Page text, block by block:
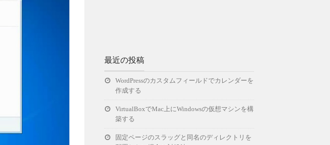
最近の投稿
WordPressのカスタムフィールドでカレンダーを
作成する
VirtualBoxでMac上にWindowsの仮想マシンを構
築する
固定ページのスラッグと同名のディレクトリを